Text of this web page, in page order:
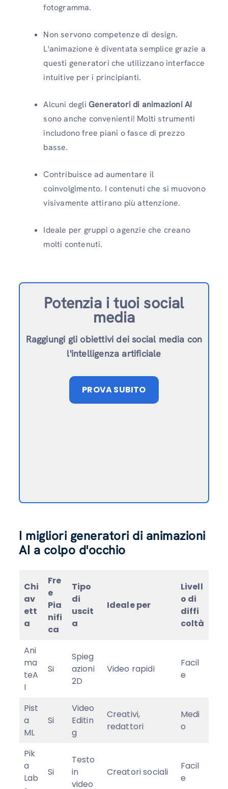
fotogramma.
Non servono competenze di design.
L'animazione è diventata semplice grazie a
questi generatori che utilizzano interfacce
intuitive per i principianti.
Alcuni degli Generatori di animazioni AI
sono anche convenienti! Molti strumenti
includono free piani o fasce di prezzo
basse.
Contribuisce ad aumentare il
coinvolgimento. I contenuti che si muovono
visivamente attirano più attenzione.
Ideale per gruppi o agenzie che creano
molti contenuti.
Potenzia i tuoi social
media
Raggiungi gli obiettivi dei social media con
l'intelligenza artificiale
PROVA SUBITO
I migliori generatori di animazioni
AI a colpo d'occhio
Chi
av
ett
a
Fre
e
Pia
nifi
ca
Tipo
di
uscit
a
Ideale per
Livell
o di
diffi
coltà
Ani
ma
teA
I
Si
Spieg
azioni
2D
Video rapidi
Facil
e
Pist
a
ML
Si
Video
Editin
g
Creativi,
redattori
Medi
o
Pik
a
Lab
Si
Testo
in
video
Creatori sociali
Facil
e